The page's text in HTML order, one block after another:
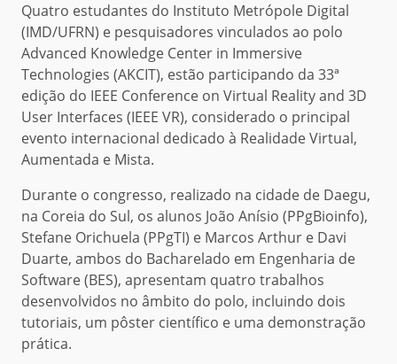
Quatro estudantes do Instituto Metrópole Digital
(IMD/UFRN) e pesquisadores vinculados ao polo
Advanced Knowledge Center in Immersive
Technologies (AKCIT), estão participando da 33ª
edição do IEEE Conference on Virtual Reality and 3D
User Interfaces (IEEE VR), considerado o principal
evento internacional dedicado à Realidade Virtual,
Aumentada e Mista.
Durante o congresso, realizado na cidade de Daegu,
na Coreia do Sul, os alunos João Anísio (PPgBioinfo),
Stefane Orichuela (PPgTI) e Marcos Arthur e Davi
Duarte, ambos do Bacharelado em Engenharia de
Software (BES), apresentam quatro trabalhos
desenvolvidos no âmbito do polo, incluindo dois
tutoriais, um pôster científico e uma demonstração
prática.